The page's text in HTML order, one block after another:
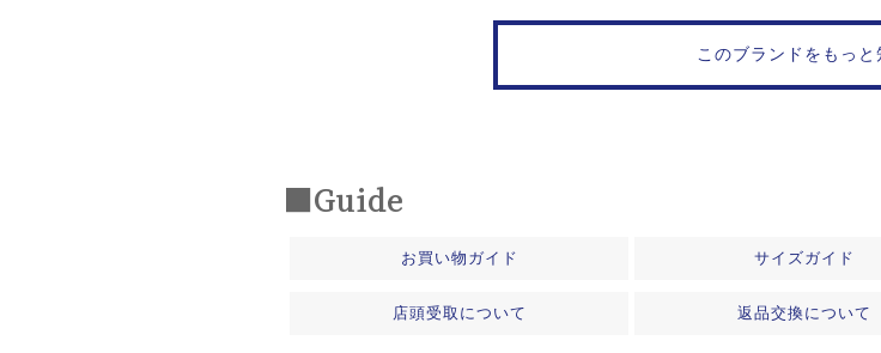
このブランドをもっと
■Guide
お買い物ガイド サイズガイド
店頭受取について 返品交換について